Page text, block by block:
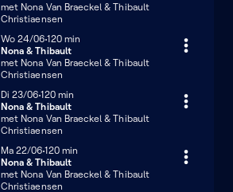
met Nona Van Braeckel & Thibault
Christiaensen
Woensdag 24 juni
Wo 24/06120 minuten
120 min
Nona & Thibault
met Nona Van Braeckel & Thibault
Christiaensen
Dinsdag 23 juni
Di 23/06120 minuten
120 min
Nona & Thibault
met Nona Van Braeckel & Thibault
Christiaensen
Maandag 22 juni
Ma 22/06120 minuten
120 min
Nona & Thibault
met Nona Van Braeckel & Thibault
Christiaensen